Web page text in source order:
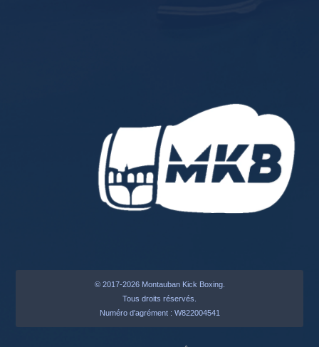
© 2017-2026 Montauban Kick Boxing.
Tous droits réservés.
Numéro d'agrément : W822004541